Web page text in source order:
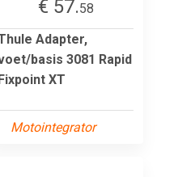
€ 57.58
Adapter,
basis 3081 Rapid
XT
Motointegrator